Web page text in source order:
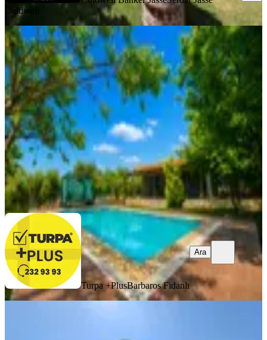
Coldwell
MANZARALI
Buca Kaynaklar Doğa İçi Özel Yaşam
Alanı Havuzlu Satılık Villa
Buca, Kaynaklar Merkez Mahallesi
2+1
· 130 m²·09.07.2026
21.500.000 ₺
Turpa +PlusBarbaros Fidanlı
Ara
Turpa +PlusBarbaros Fidanlı
Ara